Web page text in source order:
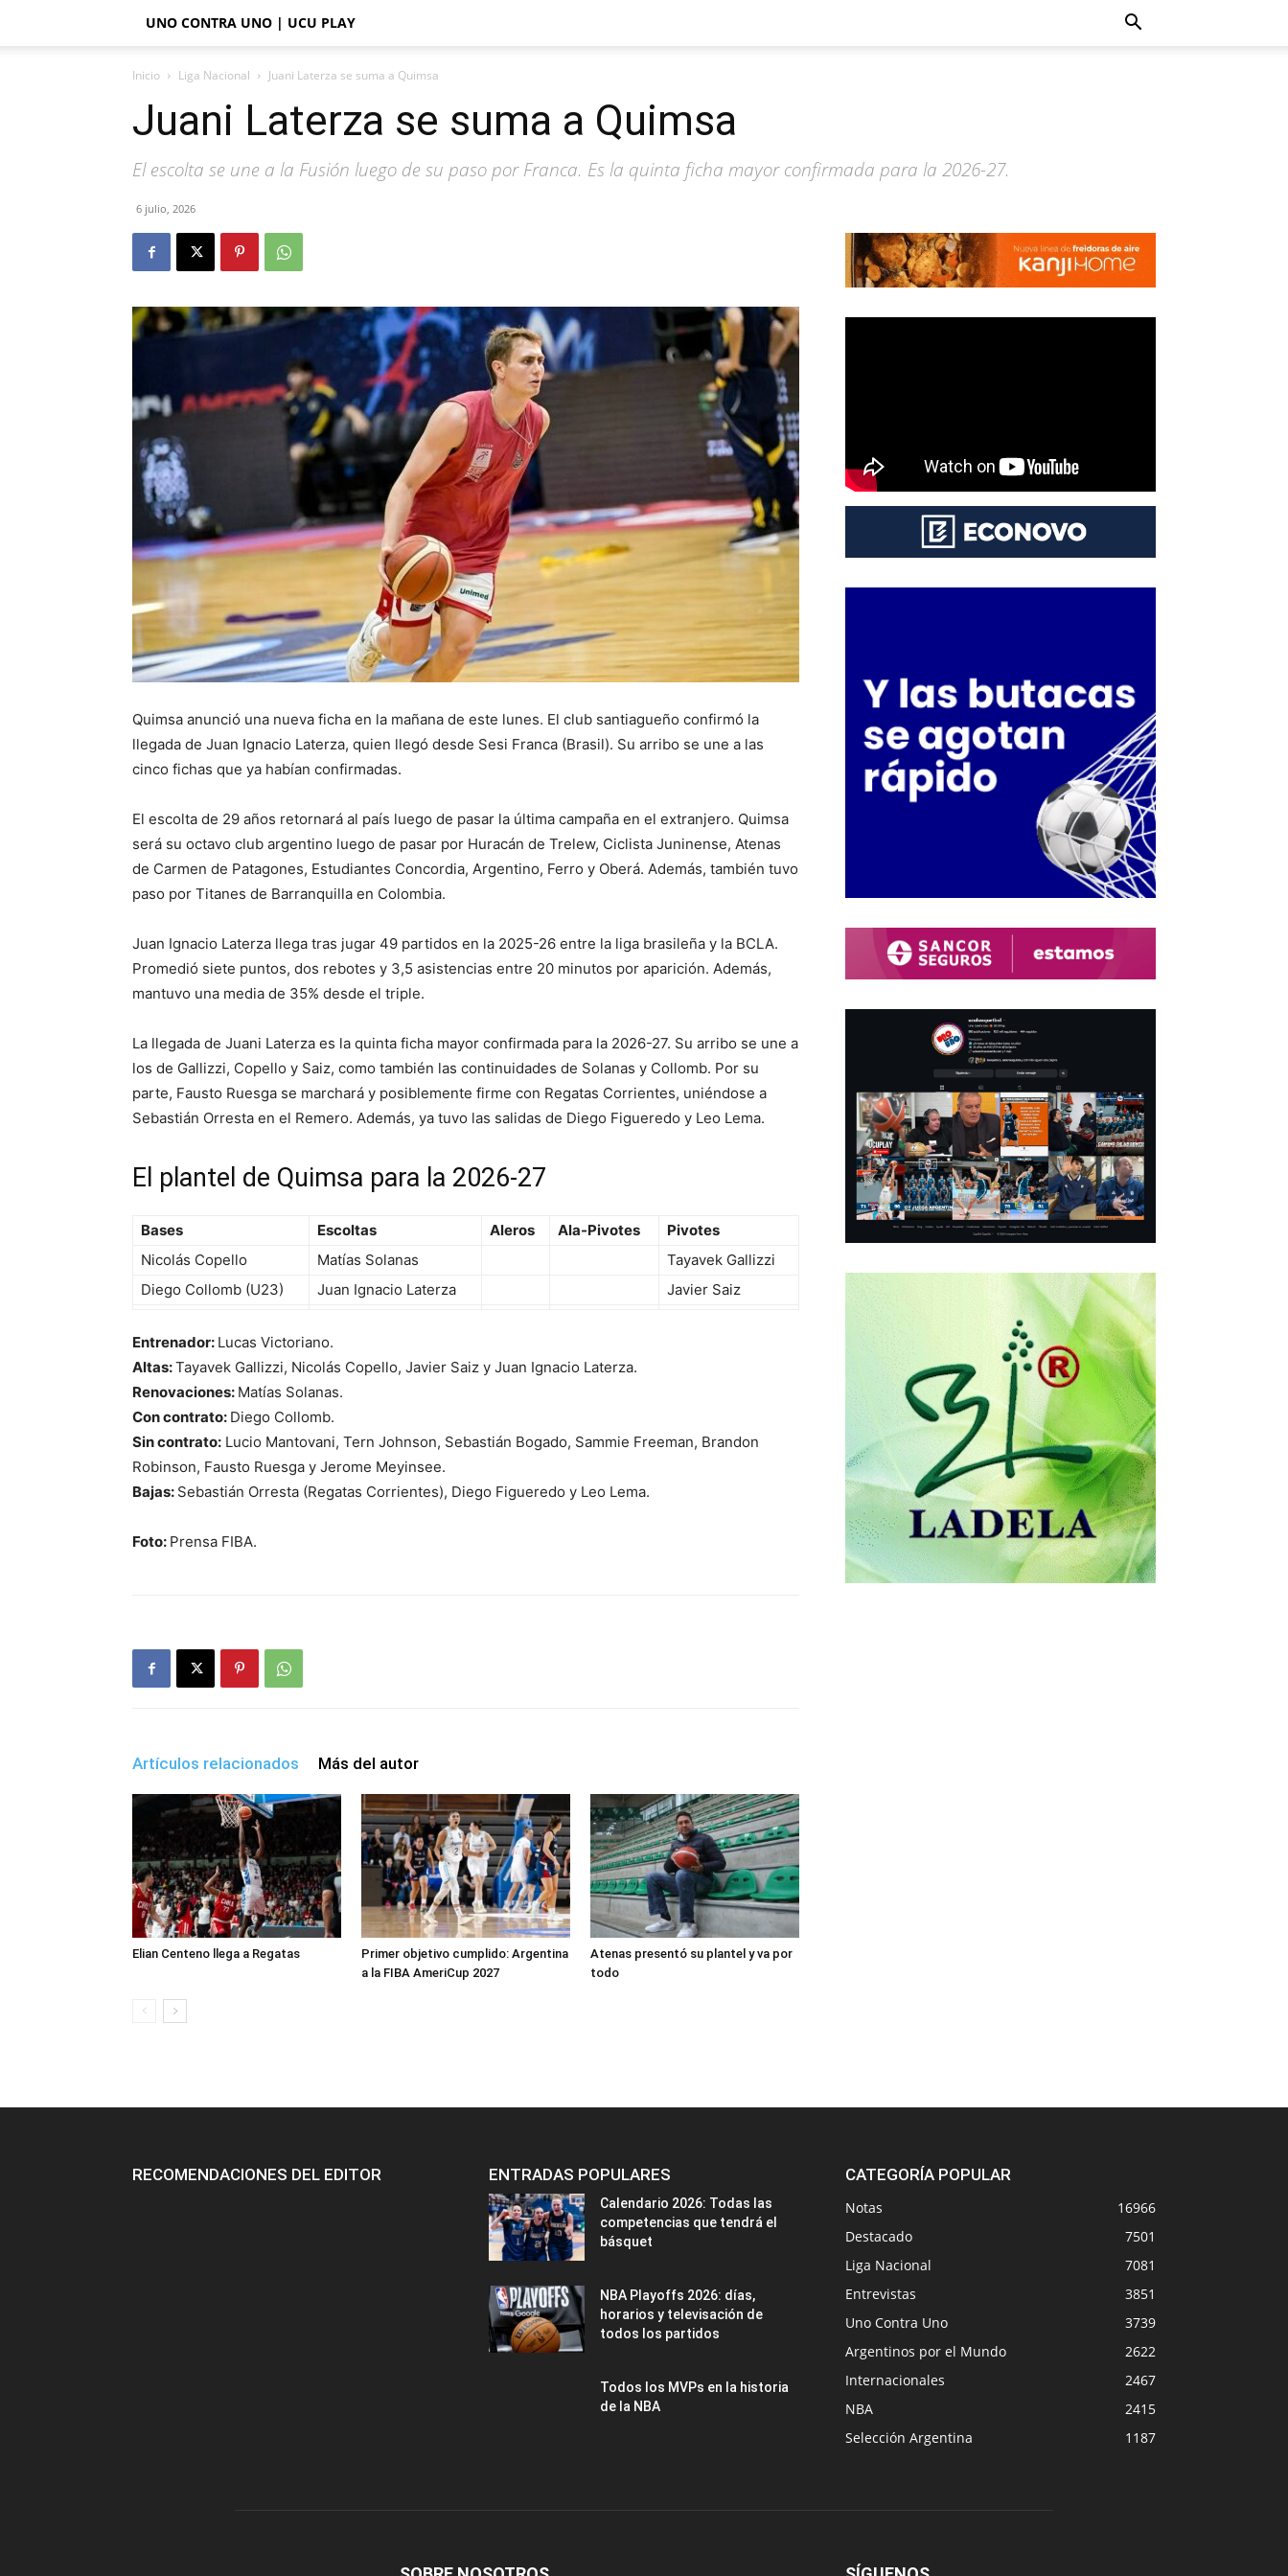
UNO CONTRA UNO | UCU PLAY
Inicio Liga Nacional Juani Laterza se suma a Quimsa
Juani Laterza se suma a Quimsa
El escolta se une a la Fusión luego de su paso por Franca. Es la quinta ficha mayor confirmada para la 2026-27.
6 julio, 2026
Quimsa anunció una nueva ficha en la mañana de este lunes. El club santiagueño confirmó la
llegada de Juan Ignacio Laterza, quien llegó desde Sesi Franca (Brasil). Su arribo se une a las
cinco fichas que ya habían confirmadas.
El escolta de 29 años retornará al país luego de pasar la última campaña en el extranjero. Quimsa
será su octavo club argentino luego de pasar por Huracán de Trelew, Ciclista Juninense, Atenas
de Carmen de Patagones, Estudiantes Concordia, Argentino, Ferro y Oberá. Además, también tuvo
paso por Titanes de Barranquilla en Colombia.
Juan Ignacio Laterza llega tras jugar 49 partidos en la 2025-26 entre la liga brasileña y la BCLA.
Promedió siete puntos, dos rebotes y 3,5 asistencias entre 20 minutos por aparición. Además,
mantuvo una media de 35% desde el triple.
La llegada de Juani Laterza es la quinta ficha mayor confirmada para la 2026-27. Su arribo se une a
los de Gallizzi, Copello y Saiz, como también las continuidades de Solanas y Collomb. Por su
parte, Fausto Ruesga se marchará y posiblemente firme con Regatas Corrientes, uniéndose a
Sebastián Orresta en el Remero. Además, ya tuvo las salidas de Diego Figueredo y Leo Lema.
El plantel de Quimsa para la 2026-27
Bases Escoltas Aleros Ala-Pivotes
Pivotes
Nicolás Copello
Matías Solanas
Tayavek Gallizzi
Diego Collomb (U23)
Juan Ignacio Laterza Javier Saiz
Entrenador: Lucas Victoriano.
Altas:Tayavek Gallizzi, Nicolás Copello, Javier Saiz y Juan Ignacio Laterza.
Renovaciones: Matías Solanas.
Con contrato: Diego Collomb.
Sin contrato: Lucio Mantovani, Tern Johnson, Sebastián Bogado, Sammie Freeman, Brandon
Robinson, Fausto Ruesga y Jerome Meyinsee.
Bajas: Sebastián Orresta (Regatas Corrientes), Diego Figueredo y Leo Lema.
Foto: Prensa FIBA.
Artículos relacionados Más del autor
Elian Centeno llega a Regatas
Primer objetivo cumplido: Argentina
a la FIBA AmeriCup 2027
Atenas presentó su plantel y va por
todo
RECOMENDACIONES DEL EDITOR ENTRADAS POPULARES
Calendario 2026: Todas las
competencias que tendrá el
básquet
NBA Playoffs 2026: días,
horarios y televisación de
todos los partidos
Todos los MVPs en la historia
de la NBA
CATEGORÍA POPULAR
Notas
16966
Destacado
7501
Liga Nacional
7081
Entrevistas
3851
Uno Contra Uno
3739
Argentinos por el Mundo
2622
Internacionales
2467
NBA
2415
Selección Argentina
1187